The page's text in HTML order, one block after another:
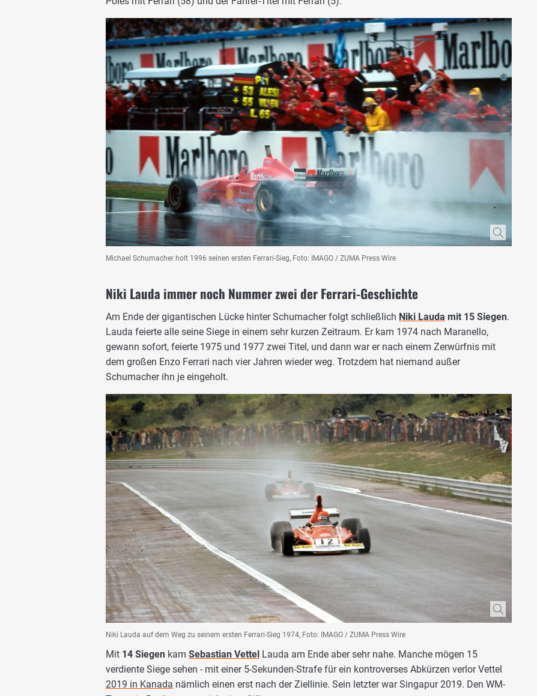
Michael Schumacher holt 1996 seinen ersten Ferrari-Sieg, Foto: IMAGO / ZUMA Press Wire
Niki Lauda immer noch Nummer zwei der Ferrari-Geschichte
Am Ende der gigantischen Lücke hinter Schumacher folgt schließlich Niki Lauda mit 15 Siegen.
Lauda feierte alle seine Siege in einem sehr kurzen Zeitraum. Er kam 1974 nach Maranello,
gewann sofort, feierte 1975 und 1977 zwei Titel, und dann war er nach einem Zerwürfnis mit
dem großen Enzo Ferrari nach vier Jahren wieder weg. Trotzdem hat niemand außer
Schumacher ihn je eingeholt.
Niki Lauda auf dem Weg zu seinem ersten Ferrari-Sieg 1974, Foto: IMAGO / ZUMA Press Wire
Mit 14 Siegen kam Sebastian Vettel Lauda am Ende aber sehr nahe. Manche mögen 15
verdiente Siege sehen - mit einer 5-Sekunden-Strafe für ein kontroverses Abkürzen verlor Vettel
2019 in Kanada nämlich einen erst nach der Ziellinie. Sein letzter war Singapur 2019. Den WM-